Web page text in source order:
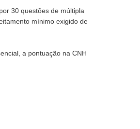
30 questões de múltipla
mínimo exigido de
a pontuação na CNH